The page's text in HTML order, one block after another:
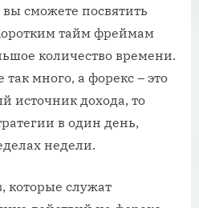
сможете посвятить
тайм фреймам
количество времени.
много, а форекс – это
источник дохода, то
в один день,
недели.
которые служат